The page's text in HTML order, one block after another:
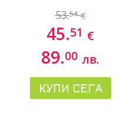
+Volume lift нощен
крем 50 ml
53.54 €
45.51 €
89.00 лв.
КУПИ СЕГА